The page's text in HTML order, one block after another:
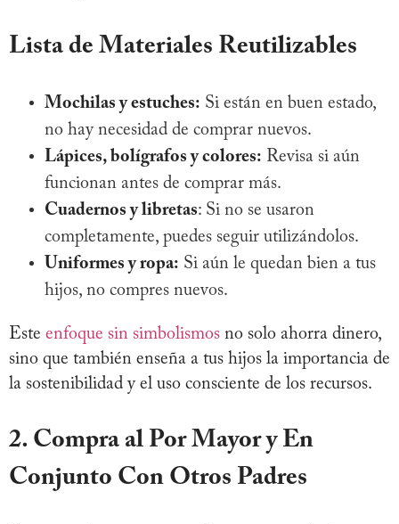
Lista de Materiales Reutilizables
Mochilas y estuches: Si están en buen estado,
no hay necesidad de comprar nuevos.
Lápices, bolígrafos y colores: Revisa si aún
funcionan antes de comprar más.
Cuadernos y libretas: Si no se usaron
completamente, puedes seguir utilizándolos.
Uniformes y ropa: Si aún le quedan bien a tus
hijos, no compres nuevos.
Este enfoque sin simbolismos no solo ahorra dinero,
sino que también enseña a tus hijos la importancia de
la sostenibilidad y el uso consciente de los recursos.
2. Compra al Por Mayor y En
Conjunto Con Otros Padres